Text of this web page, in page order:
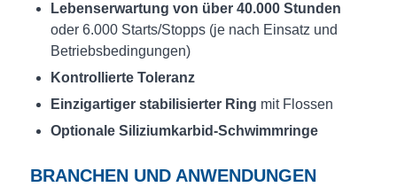
Lebenserwartung von über 40.000 Stunden
oder 6.000 Starts/Stopps (je nach Einsatz und
Betriebsbedingungen)
Kontrollierte Toleranz
Einzigartiger stabilisierter Ring mit Flossen
Optionale Siliziumkarbid-Schwimmringe
BRANCHEN UND ANWENDUNGEN